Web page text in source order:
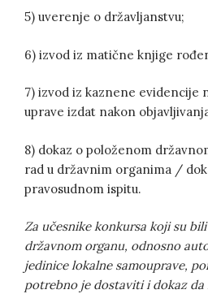
5) uverenje o državljanstvu;
6) izvod iz matične knjige
7) izvod iz kaznene evidencije
uprave izdat nakon
8) dokaz o položenom
rad u državnim organima /
pravosudnom ispitu.
Za učesnike konkursa koji su
državnom organu, odnosno
jedinice lokalne samouprave,
potrebno je dostaviti i dokaz